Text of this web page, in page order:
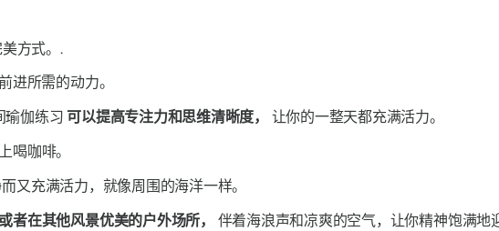
方式。.
进所需的动力。
瑜伽练习 可以提高专注力和思维清晰度，
让你的一整天都充满活力。
喝咖啡。
充满活力，就像周围的海洋一样。
在其他风景优美的户外场所，
伴着海浪声和凉爽的空气，让你精神饱满地